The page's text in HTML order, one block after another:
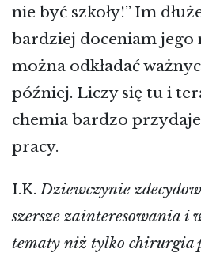
nie być szkoły!” Im
bardziej doceniam jego
można odkładać
później. Liczy się tu i
chemia bardzo
pracy.
I.K.Dziewczynie
szersze zainteresowania i
tematy niż tylko chirurgia